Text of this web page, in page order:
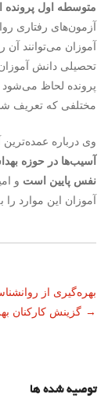
متوسطه اول پرونده
آزمون‌های رفتاری
آموزان می‌توانند آن
تحصیلی دانش
پرونده لحاظ می‌شود
مختلفی که تعریف
وی درباره
آسیب‌ها در حوزه
نفس پایین است و
آموزان این موارد را
ناوبری
نوشته
بهره‌گیری از
گزینش کارکنان →
توصیه شده ها